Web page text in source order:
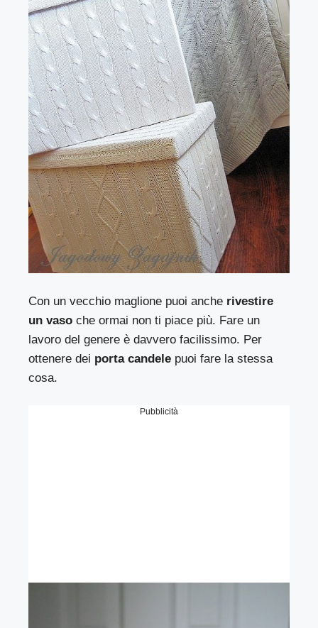
Con un vecchio maglione puoi anche rivestire
un vaso che ormai non ti piace più. Fare un
lavoro del genere è davvero facilissimo. Per
ottenere dei porta candele puoi fare la stessa
cosa.
Pubblicità